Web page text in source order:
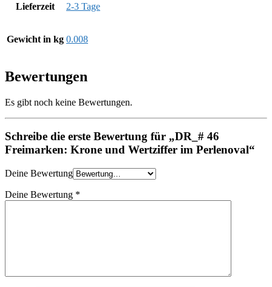
Lieferzeit 2-3 Tage
Gewicht in kg 0.008
Bewertungen
Es gibt noch keine Bewertungen.
Schreibe die erste Bewertung für „DR_# 46
Freimarken: Krone und Wertziffer im Perlenoval“
Deine Bewertung
Deine Bewertung *